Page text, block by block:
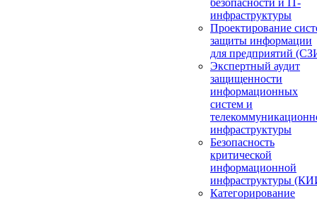
безопасности и IT-
инфраструктуры
Проектирование
защиты информации
для предприятий
Экспертный аудит
защищенности
информационных
систем и
инфраструктуры
Безопасность
критической
информационной
инфраструктуры
Категорирование